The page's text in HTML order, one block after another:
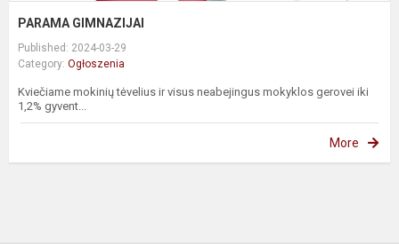
PARAMA GIMNAZIJAI
Published: 2024-03-29
Category: Ogłoszenia
Kviečiame mokinių tėvelius ir visus neabejingus mokyklos gerovei iki
1,2% gyvent...
More